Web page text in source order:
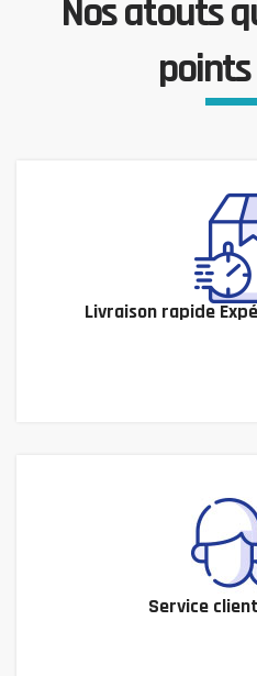
Nos atouts
Livraison rapide
Service